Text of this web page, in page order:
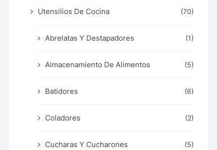
Utensilios De Cocina (70)
Abrelatas Y Destapadores (1)
Almacenamiento De Alimentos (5)
Batidores (6)
Coladores (2)
Cucharas Y Cucharones (5)